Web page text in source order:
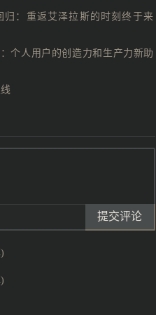
归：重返艾泽拉斯的时刻终于来
个人用户的创造力和生产力新助
提交评论